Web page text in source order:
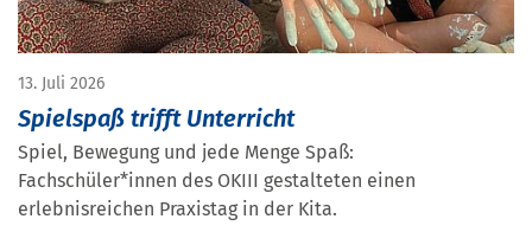
13. Juli 2026
Spielspaß trifft Unterricht
Spiel, Bewegung und jede Menge Spaß:
Fachschüler*innen des OKIII gestalteten einen
erlebnisreichen Praxistag in der Kita.